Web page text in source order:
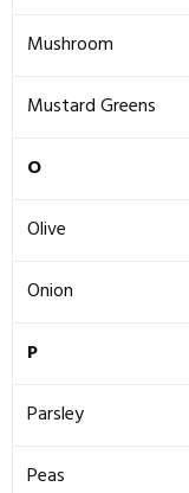
Mushroom
Mustard Greens
O
Olive
Onion
P
Parsley
Peas